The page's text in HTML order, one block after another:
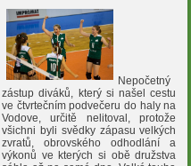
Nepočetný
zástup diváků, který si našel cestu
ve čtvrtečním podvečeru do haly na
Vodove, určitě nelitoval, protože
všichni byli svědky zápasu velkých
zvratů, obrovského odhodlání a
výkonů ve kterých si obě družstva